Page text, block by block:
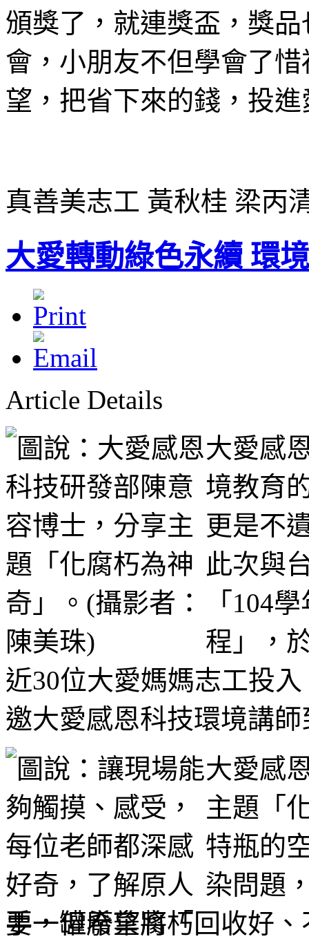
頒獎了，就連獎盃，獎
會，小朋友不但學會了
望，把省下來的錢，投
真善美志工 黃秋桂 梁丙
大愛轉動綠色永續 環
Article Details
大愛感
境教育
更是不
此次與
「104
程」，
近30位大愛媽媽志工投
邀大愛感恩科技環境講
大愛感
主題「
特瓶的
染問題
要，但希望將「回收好